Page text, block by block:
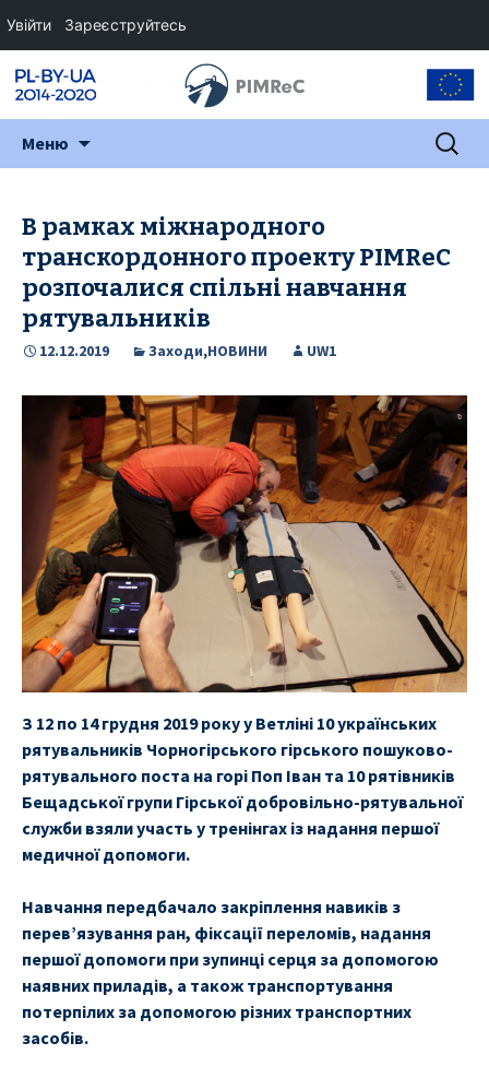
Меню Пошук:
В рамках міжнародного
транскордонного проекту PIMReC
розпочалися спільні навчання
рятувальників
12.12.2019 Заходи,НОВИНИ UW1
З 12 по 14 грудня 2019 року у Ветліні 10 українських
рятувальників Чорногірського гірського пошуково-
рятувального поста на горі Поп Іван та 10 рятівників
Бещадської групи Гірської добровільно-рятувальної
служби взяли участь у тренінгах із надання першої
медичної допомоги.
Навчання передбачало закріплення навиків з
перев’язування ран, фіксації переломів, надання
першої допомоги при зупинці серця за допомогою
наявних приладів, а також транспортування
потерпілих за допомогою різних транспортних
засобів.
Увійти Зареєструйтесь